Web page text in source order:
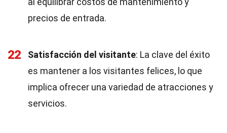
precios de entrada.
22 Satisfacción del visitante: La clave del éxito
es mantener a los visitantes felices, lo que
implica ofrecer una variedad de atracciones y
servicios.